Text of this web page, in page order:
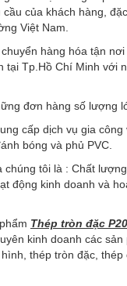
của khách hàng,
Việt Nam.
hàng hóa tận nơi
tại Tp.Hồ Chí Minh với
đơn hàng số lượng
cấp dịch vụ gia công
bóng và phủ PVC.
chúng tôi là : Chất
động kinh doanh và
Thép tròn đặc
kinh doanh các
thép tròn đặc, thép